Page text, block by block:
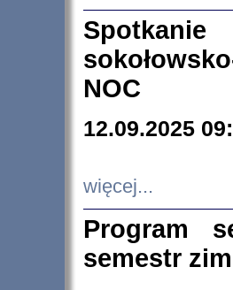
NOC
12.09.2025
więcej...
Program
semestr